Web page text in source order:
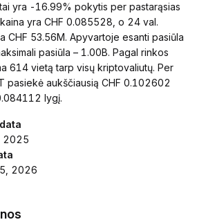
yra -16.99% pokytis per pastarąsias
yra CHF 0.085528, o 24 val.
CHF 53.56M. Apyvartoje esanti pasiūla
pasiūla – 1.00B. Pagal rinkos
614 vietą tarp visų kriptovaliutų. Per
pasiekė aukščiausią CHF 0.102602
lygį.
2025
2026